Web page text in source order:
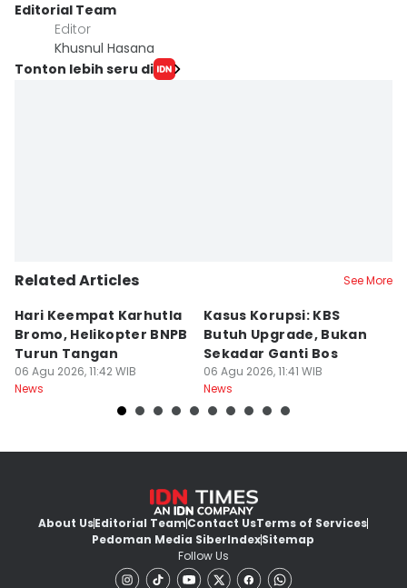
Editorial Team
Editor
Khusnul Hasana
Tonton lebih seru di
Related Articles See More
Hari Keempat Karhutla
Bromo, Helikopter BNPB
Turun Tangan
06 Agu 2026, 11:42 WIB
News
Kasus Korupsi: KBS
Butuh Upgrade, Bukan
Sekadar Ganti Bos
06 Agu 2026, 11:41 WIB
News
About UsEditorial TeamContact UsTerms of Services
Pedoman Media SiberIndexSitemap
Follow Us